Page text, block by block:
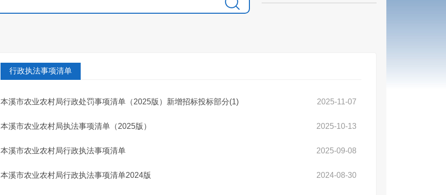
行政执法事项清单
2025-11-07
本溪市农业农村局行政处罚事项清单（2025版）新增招标投标部分(1)
2025-10-13
本溪市农业农村局执法事项清单（2025版）
2025-09-08
本溪市农业农村局行政执法事项清单
2024-08-30
本溪市农业农村局行政执法事项清单2024版